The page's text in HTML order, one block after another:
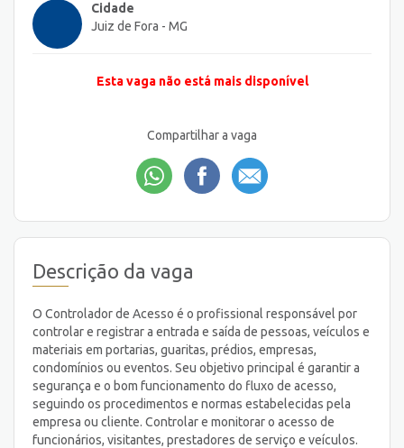
Cidade
Juiz de Fora - MG
Esta vaga não está mais disponível
Compartilhar a vaga
Descrição da vaga
O Controlador de Acesso é o profissional responsável por
controlar e registrar a entrada e saída de pessoas, veículos e
materiais em portarias, guaritas, prédios, empresas,
condomínios ou eventos. Seu objetivo principal é garantir a
segurança e o bom funcionamento do fluxo de acesso,
seguindo os procedimentos e normas estabelecidas pela
empresa ou cliente. Controlar e monitorar o acesso de
funcionários, visitantes, prestadores de serviço e veículos.